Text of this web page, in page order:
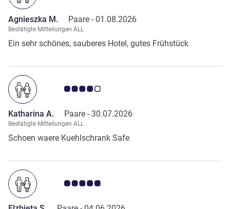
Agnieszka M. Paare - 01.08.2026
Bestätigte Mitteilungen ALL
Ein sehr schönes, sauberes Hotel, gutes Frühstück
Note Kundenmeinungen 4.0/5
Katharina A. Paare - 30.07.2026
Bestätigte Mitteilungen ALL
Schoen waere Kuehlschrank Safe
Note Kundenmeinungen 5.0/5